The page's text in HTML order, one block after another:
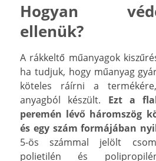
Hogyan
ellenük?
A rákkeltő műanyagok
ha tudjuk, hogy műanyag
köteles ráírni a
anyagból készült. Ezt a
peremén lévő háromszög
és egy szám formájában
5-ös számmal jelölt
polietilén és